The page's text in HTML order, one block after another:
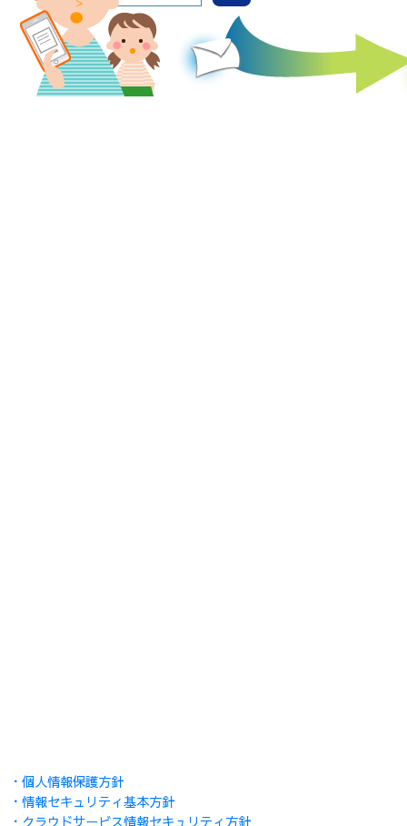
・個人情報保護方針
・情報セキュリティ基本方針
・クラウドサービス情報セキュリティ方針